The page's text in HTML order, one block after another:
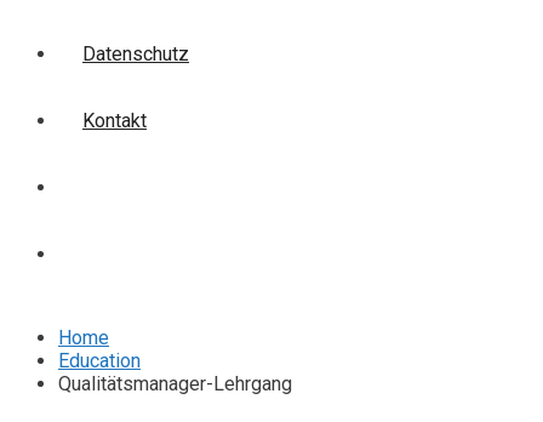
Datenschutz
Kontakt
Home
Education
Qualitätsmanager-Lehrgang